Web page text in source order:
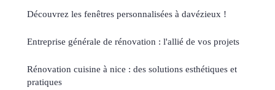
Découvrez les fenêtres personnalisées à davézieux !
Entreprise générale de rénovation : l'allié de vos projets
Rénovation cuisine à nice : des solutions esthétiques et
pratiques